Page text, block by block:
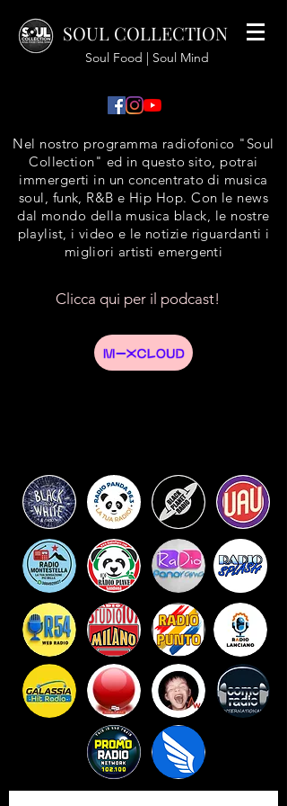
SOUL COLLECTION
Soul Food | Soul Mind
Nel nostro programma radiofonico "Soul
Collection" ed in questo sito, potrai
immergerti in un concentrato di musica
soul, funk, R&B e Hip Hop. Con le news
dal mondo della musica black, le nostre
playlist, i video e le notizie riguardanti i
migliori artisti emergenti
Clicca qui per il podcast!